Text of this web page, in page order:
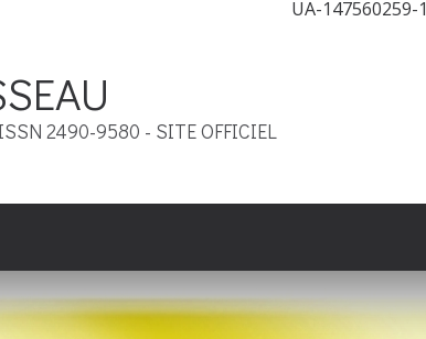
UA-147560259-1
2490-9580 - SITE OFFICIEL